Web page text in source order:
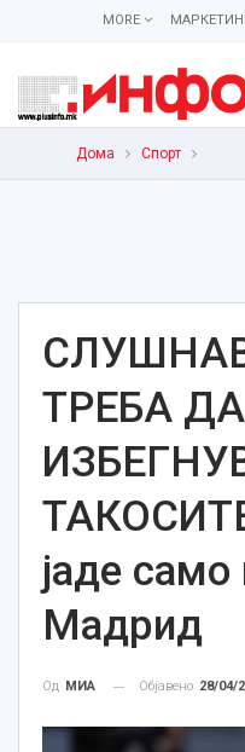
MORE
Дома Спорт
ТРЕБА
јаде
Мадрид
Од МИА Објавено 28/04/